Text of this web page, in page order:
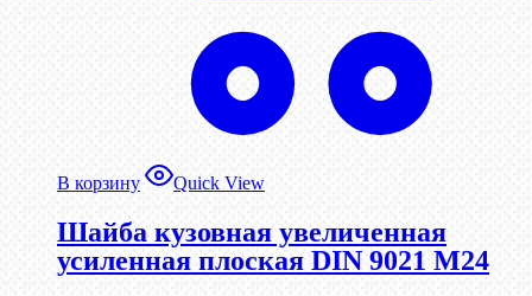
В корзину Quick View
Шайба кузовная увеличенная
усиленная плоская DIN 9021 М24